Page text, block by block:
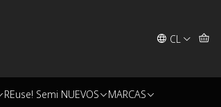
CL
REuse! Semi NUEVOS MARCAS